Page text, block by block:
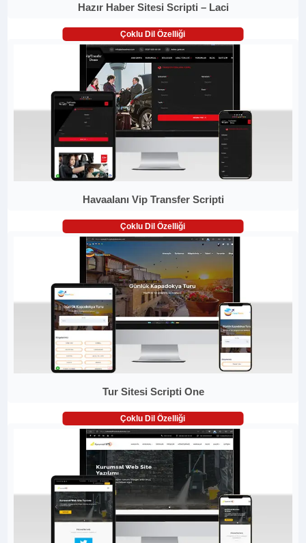
Hazır Haber Sitesi Scripti – Laci
Çoklu Dil Özelliği
Havaalanı Vip Transfer Scripti
Çoklu Dil Özelliği
Tur Sitesi Scripti One
Çoklu Dil Özelliği